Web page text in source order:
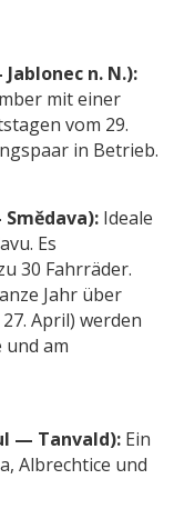
n. N.):
mit einer
vom 29.
in Betrieb.
Ideale
Es
30 Fahrräder.
Jahr über
April) werden
und am
— Tanvald): Ein
Albrechtice und